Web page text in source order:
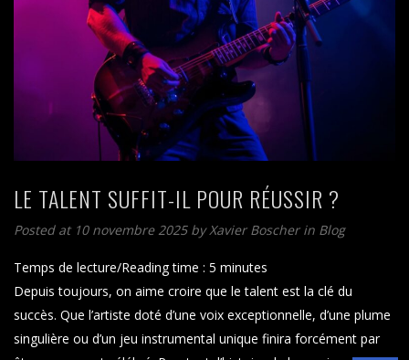
LE TALENT SUFFIT-IL POUR RÉUSSIR ?
Posted at 10 novembre 2025 byXavier Boscher in Blog
Temps de lecture/Reading time : 5 minutes
Depuis toujours, on aime croire que le talent est la clé du
succès. Que l’artiste doté d’une voix exceptionnelle, d’une plume
singulière ou d’un jeu instrumental unique finira forcément par